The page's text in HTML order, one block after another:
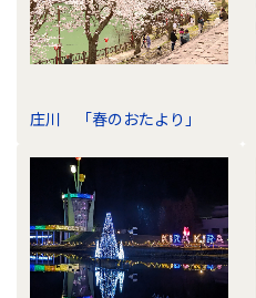
庄川 「春のおたより」